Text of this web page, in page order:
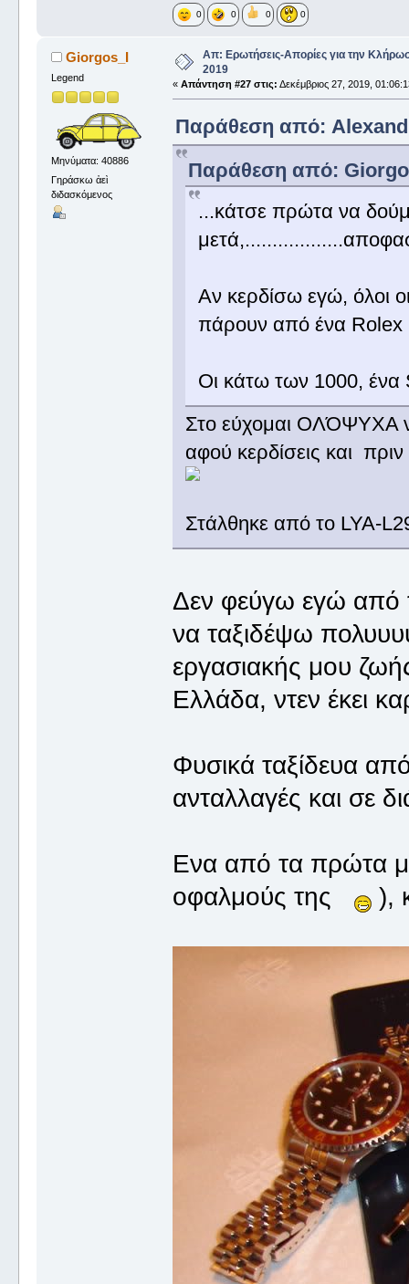
0 0 0 0
Giorgos_I
Legend
Μηνύματα: 40886
Γηράσκω ἀεὶ
διδασκόμενος
Απ: Ερωτήσεις-Απορίες για την
2019
«Απάντηση #27 στις: Δεκέμβριος 27, 2019,
Παράθεση από:
Παράθεση από:
...κάτσε πρώτα να
Αν κερδίσω εγώ, όλοι
πάρουν από ένα
Οι κάτω των 1000,
Στο εύχομαι ΟΛΌΨΥΧΑ
αφού κερδίσεις και
Στάλθηκε από το LYA-
Δεν φεύγω εγώ από
να ταξιδέψω
εργασιακής μου
Ελλάδα, ντεν έκει
Φυσικά ταξίδευα
ανταλλαγές και σε
Ενα από τα πρώτα
οφαλμούς της
),